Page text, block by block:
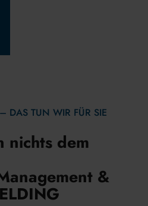
DAS TUN WIR FÜR SIE
nichts dem
&